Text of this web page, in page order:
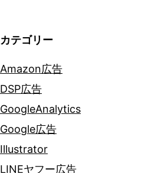
カテゴリー
Amazon広告
DSP広告
GoogleAnalytics
Google広告
Illustrator
LINEヤフー広告